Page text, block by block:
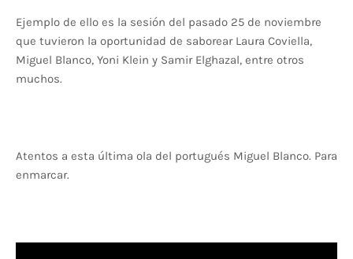
Ejemplo de ello es la sesión del pasado 25 de noviembre
que tuvieron la oportunidad de saborear Laura Coviella,
Miguel Blanco, Yoni Klein y Samir Elghazal, entre otros
muchos.
Atentos a esta última ola del portugués Miguel Blanco. Para
enmarcar.